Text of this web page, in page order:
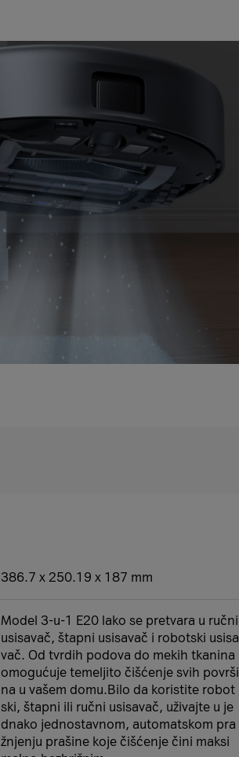
386.7 x 250.19 x 187 mm
Model 3-u-1 E20 lako se pretvara u ručni
usisavač, štapni usisavač i robotski usisa
vač. Od tvrdih podova do mekih tkanina
omogućuje temeljito čišćenje svih površi
na u vašem domu.Bilo da koristite robot
ski, štapni ili ručni usisavač, uživajte u je
dnako jednostavnom, automatskom pra
žnjenju prašine koje čišćenje čini maksi